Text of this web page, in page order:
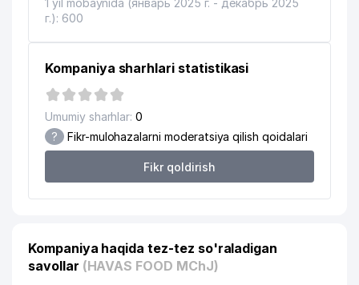
1 yil mobaynida (январь 2025 г. - декабрь 2025
г.): 600
Kompaniya sharhlari statistikasi
Umumiy sharhlar: 0
? Fikr-mulohazalarni moderatsiya qilish qoidalari
Fikr qoldirish
Kompaniya haqida tez-tez so'raladigan
savollar (HAVAS FOOD MChJ)